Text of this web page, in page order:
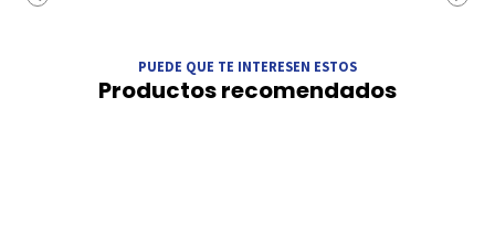
PUEDE QUE TE INTERESEN ESTOS
Productos recomendados